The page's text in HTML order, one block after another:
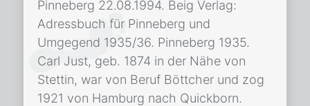
Pinneberg 22.08.1994. Beig Verlag:
Adressbuch für Pinneberg und
Umgegend 1935/36. Pinneberg 1935.
Carl Just, geb. 1874 in der Nähe von
Stettin, war von Beruf Böttcher und zog
1921 von Hamburg nach Quickborn.